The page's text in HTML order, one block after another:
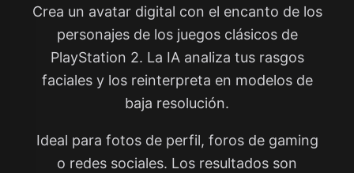
Crea un avatar digital con el encanto de los
personajes de los juegos clásicos de
PlayStation 2. La IA analiza tus rasgos
faciales y los reinterpreta en modelos de
baja resolución.
Ideal para fotos de perfil, foros de gaming
o redes sociales. Los resultados son